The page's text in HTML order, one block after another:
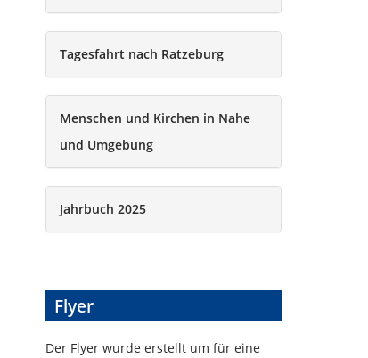
Tagesfahrt nach Ratzeburg
Menschen und Kirchen in Nahe
und Umgebung
Jahrbuch 2025
Flyer
Der Flyer wurde erstellt um für eine